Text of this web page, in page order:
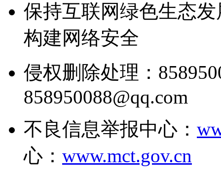
保持互联网绿色生态
构建网络安全
侵权删除处理：
858950088@qq.com
不良信息举报中心：
心： www.mct.gov.cn